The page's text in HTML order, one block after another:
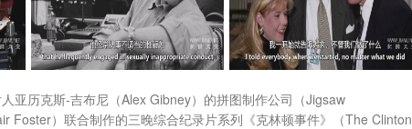
亚历克斯-吉布尼（Alex Gibney）的拼图制作公司（Jigsaw
Foster）联合制作的三晚综合纪录片系列《克林顿事件》（The Clinton